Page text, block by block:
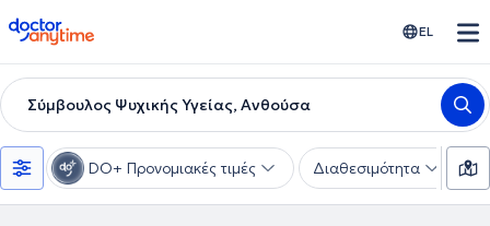
doctoranytime EL
Σύμβουλος Ψυχικής Υγείας, Ανθούσα
DO+ Προνομιακές τιμές Διαθεσιμότητα